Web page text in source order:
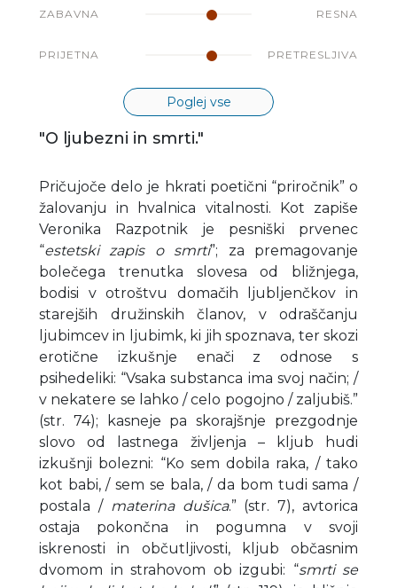
ZABAVNA RESNA
PRIJETNA PRETRESLJIVA
Poglej vse
"O ljubezni in smrti."
Pričujoče delo je hkrati poetični “priročnik” o
žalovanju in hvalnica vitalnosti. Kot zapiše
Veronika Razpotnik je pesniški prvenec
“estetski zapis o smrti”; za premagovanje
bolečega trenutka slovesa od bližnjega,
bodisi v otroštvu domačih ljubljenčkov in
starejših družinskih članov, v odraščanju
ljubimcev in ljubimk, ki jih spoznava, ter skozi
erotične izkušnje enači z odnose s
psihedeliki: “Vsaka substanca ima svoj način; /
v nekatere se lahko / celo pogojno / zaljubiš.”
(str. 74); kasneje pa skorajšnje prezgodnje
slovo od lastnega življenja – kljub hudi
izkušnji bolezni: “Ko sem dobila raka, / tako
kot babi, / sem se bala, / da bom tudi sama /
postala / materina dušica.” (str. 7), avtorica
ostaja pokončna in pogumna v svoji
iskrenosti in občutljivosti, kljub občasnim
dvomom in strahovom ob izgubi: “smrti se